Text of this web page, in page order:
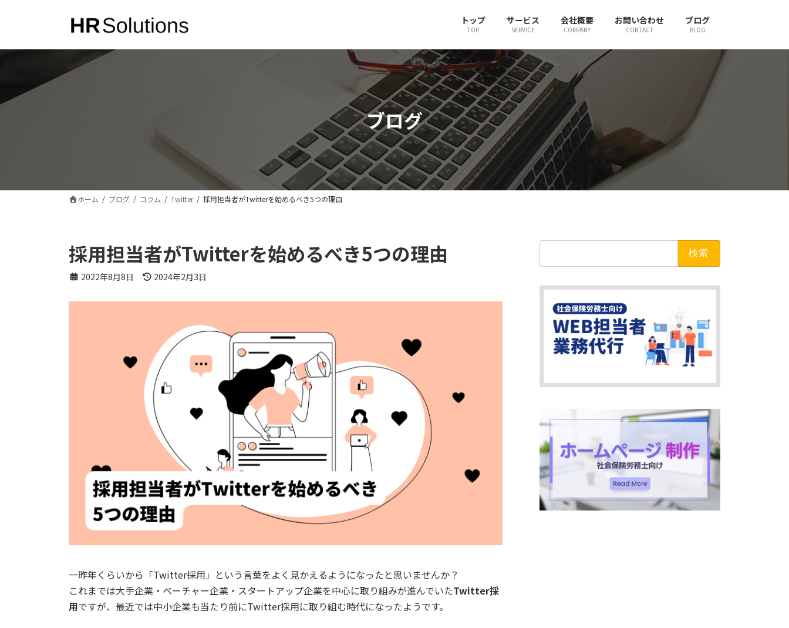
ン
キ
ー
に
トップ
TOP
サービス
SERVICE
会社概要
COMPANY
お問い合わせ
CONTACT
ブログ
BLOG
ブログ
ホーム ブログ コラム Twitter 採用担当者がTwitterを始めるべき5つの理由
採用担当者がTwitterを始めるべき5つの理由
2022年8月8日
最
更
2024年2月3日
一昨年くらいから「Twitter採用」という言葉をよく見かえるようになったと思いませんか？
これまでは大手企業・ベーチャー企業・スタートアップ企業を中心に取り組みが進んでいたTwitter採
用ですが、最近では中小企業も当たり前にTwitter採用に取り組む時代になったようです。